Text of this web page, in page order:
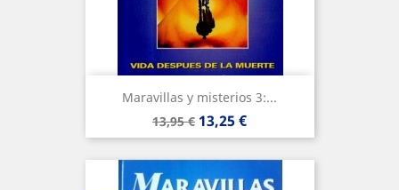
Maravillas y misterios 3:...
Precio
base
13,95 € Precio
13,25 €